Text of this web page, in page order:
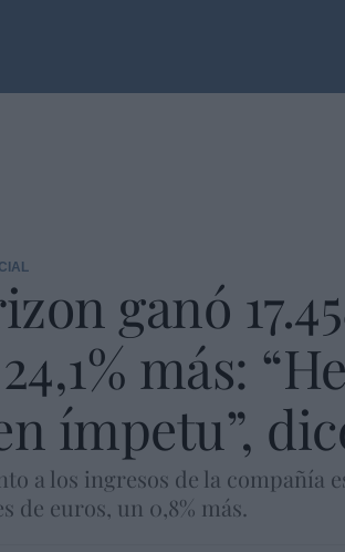
ganó
más:
ímpetu”,
a los ingresos de la compañía
de euros, un 0,8% más.